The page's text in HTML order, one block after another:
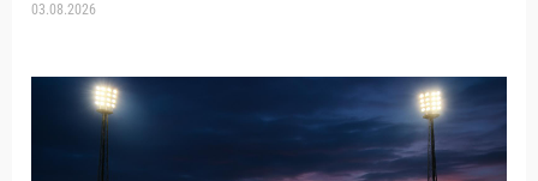
03.08.2026